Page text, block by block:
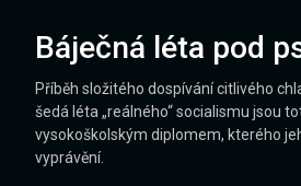
Báječná léta pod
Příběh složitého dospívání citlivého
šedá léta „reálného“ socialismu jsou
vysokoškolským diplomem, kterého
vyprávění.